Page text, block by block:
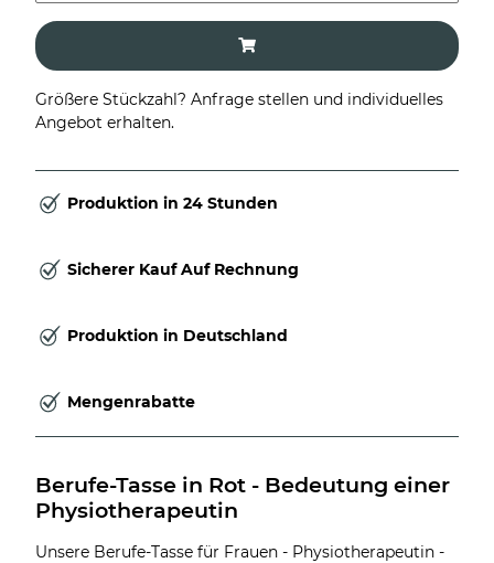
Größere Stückzahl? Anfrage stellen und individuelles
Angebot erhalten.
Produktion in 24 Stunden
Sicherer Kauf Auf Rechnung
Produktion in Deutschland
Mengenrabatte
Berufe-Tasse in Rot - Bedeutung einer
Physiotherapeutin
Unsere Berufe-Tasse für Frauen - Physiotherapeutin -